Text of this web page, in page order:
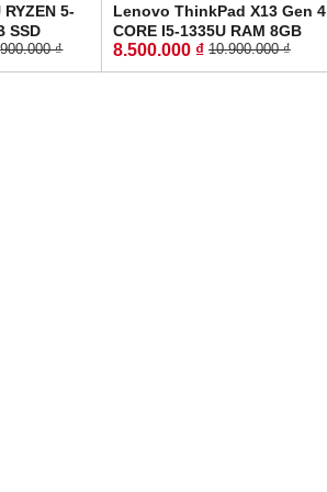
RYZEN 5-
SSD
: 15.6 Inch
₫
Lenovo ThinkPad X13 Gen 4
CORE I5-1335U RAM 8GB
SSD 256GB MÀN HÌNH : 13.3
Inch WUXGA
8.500.000 ₫ 10.900.000 ₫